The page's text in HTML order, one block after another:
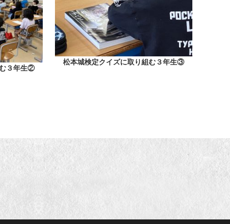
３年生②
松本城検定クイズに取り組む３年生③